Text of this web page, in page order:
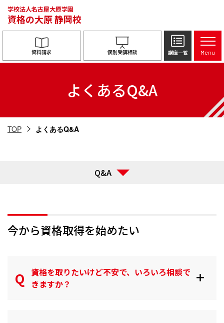
学校法人名古屋大原学園
資格の大原静岡校
資料請求 個別受講相談 講座一覧 Menu
よくあるQ&A
TOP よくあるQ&A
Q&A
今から資格取得を始めたい
資格を取りたいけど不安で、いろいろ相談で
きますか？